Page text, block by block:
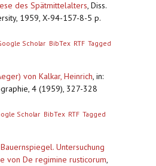
des Spätmittelalters, Diss.
1959, X-94-157-8-5 p.
Scholar BibTex RTF Tagged
von Kalkar, Heinrich, in:
4 (1959), 327-328
Scholar BibTex RTF Tagged
Untersuchung
von De regimine rusticorum,